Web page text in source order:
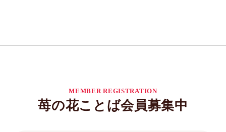
MEMBER REGISTRATION
苺の花ことば会員募集中